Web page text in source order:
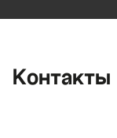
Контакты